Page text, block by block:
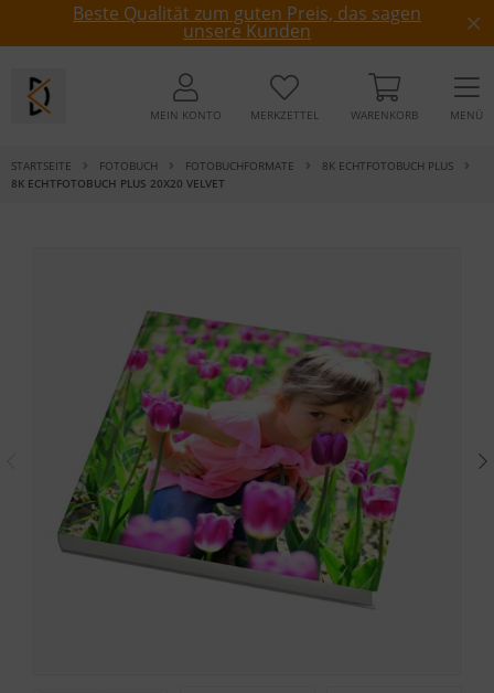
Beste Qualität zum guten Preis, das sagen
unsere Kunden
MEIN KONTO MERKZETTEL WARENKORB MENÜ
STARTSEITE FOTOBUCH FOTOBUCHFORMATE
8K ECHTFOTOBUCH PLUS
8K ECHTFOTOBUCH PLUS 20X20 VELVET